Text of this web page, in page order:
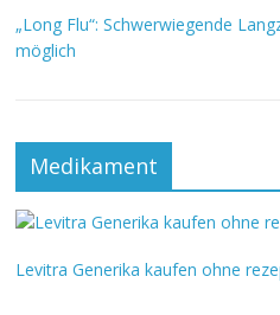
„Long Flu“: Schwerwiegende
möglich
Medikament
Levitra Generika kaufen ohne